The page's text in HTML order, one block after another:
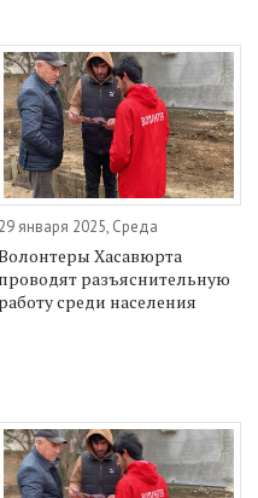
29 января 2025, Среда
Хасавюрта
проводят разъяснительную
работу среди населения